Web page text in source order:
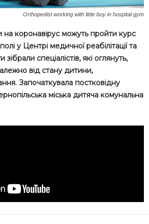
Orthopedist working with little boy in hospital gym
на коронавірус можуть пройти курс
у Центрі медичної реабілітації та
спеціалістів, які оглянуть,
від стану дитини,
Започаткувала постковідну
міська дитяча комунальна